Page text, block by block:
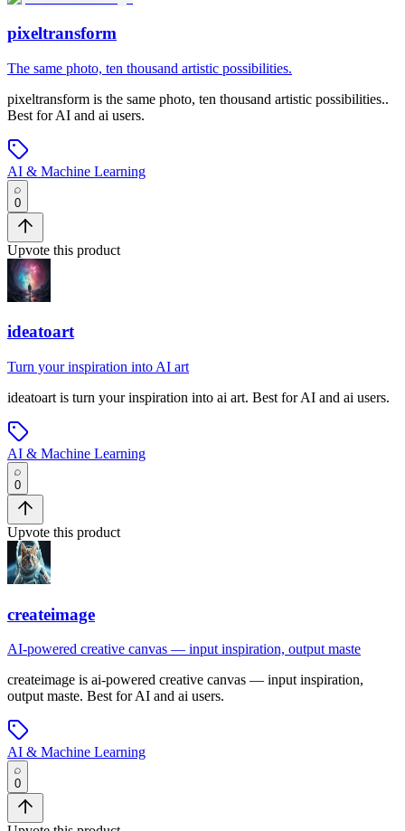
pixeltransform
The same photo, ten thousand artistic possibilities.
pixeltransform is the same photo, ten thousand artistic possibilities..
Best for AI and ai users.
AI & Machine Learning
0
Upvote this product
ideatoart
Turn your inspiration into AI art
ideatoart is turn your inspiration into ai art. Best for AI and ai users.
AI & Machine Learning
0
Upvote this product
createimage
AI-powered creative canvas — input inspiration, output maste
createimage is ai-powered creative canvas — input inspiration,
output maste. Best for AI and ai users.
AI & Machine Learning
0